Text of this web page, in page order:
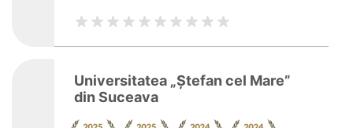
Universitatea „Ștefan cel Mare”
din Suceava